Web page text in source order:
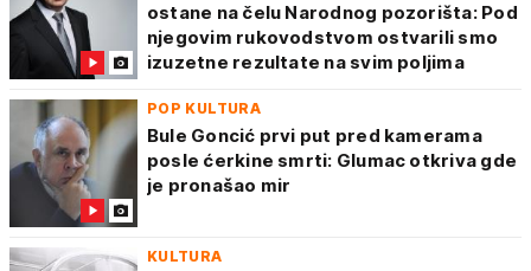
ostane na čelu Narodnog pozorišta: Pod
njegovim rukovodstvom ostvarili smo
izuzetne rezultate na svim poljima
POP KULTURA
Bule Goncić prvi put pred kamerama
posle ćerkine smrti: Glumac otkriva gde
je pronašao mir
KULTURA